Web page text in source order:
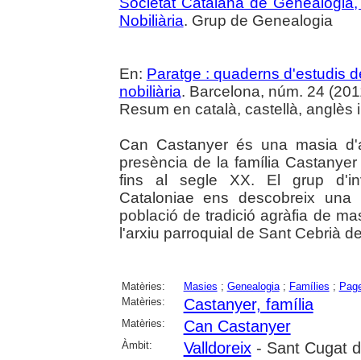
Nobiliària. Grup de Genealogia
En: Paratge : quaderns d'estudis
nobiliària. Barcelona, núm. 24
Resum en català, castellà, anglès
Can Castanyer és una masia
presència de la família
fins al segle XX. El grup
Cataloniae ens descobreix
població de tradició agràfia de
l'arxiu parroquial de Sant Cebrià
Matèries: Masies ; Genealogia; Famílies ;
Matèries:
Castanyer, família
Matèries: Can Castanyer
Àmbit: Valldoreix- Sant Cugat